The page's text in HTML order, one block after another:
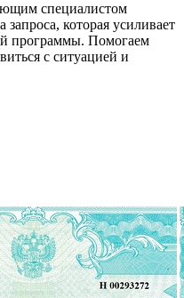
специалистом
которая усиливает
программы. Помогаем
с ситуацией и